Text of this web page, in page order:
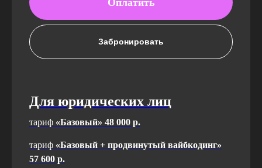
Забронировать
Для юридических лиц
тариф «Базовый» 48 000 р.
тариф «Базовый + продвинутый вайбкодинг»
57 600 р.